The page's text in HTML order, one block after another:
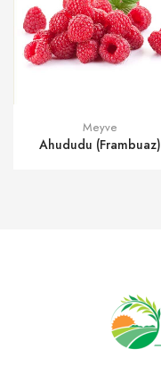
Meyve
Ahududu (Frambuaz)